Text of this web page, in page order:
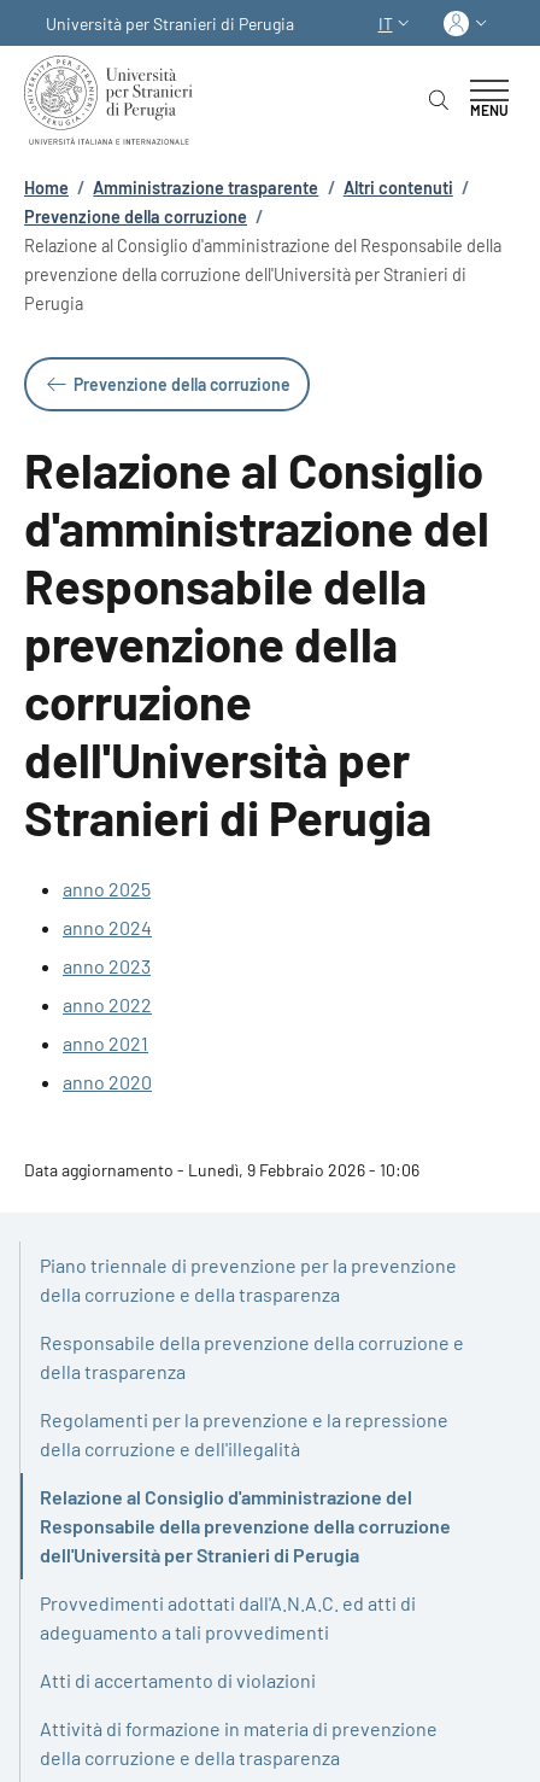
Università per Stranieri di Perugia
SELETTORE LINGUA:
IT
MENU
Briciole di pane
Home / Amministrazione trasparente / Altri contenuti /
Prevenzione della corruzione /
Relazione al Consiglio d'amministrazione del Responsabile della
prevenzione della corruzione dell'Università per Stranieri di
Perugia
Prevenzione della corruzione
Relazione al Consiglio
d'amministrazione del
Responsabile della
prevenzione della
corruzione
dell'Università per
Stranieri di Perugia
anno 2025
anno 2024
anno 2023
anno 2022
anno 2021
anno 2020
Data aggiornamento - Lunedì, 9 Febbraio 2026 - 10:06
Piano triennale di prevenzione per la prevenzione
della corruzione e della trasparenza
Responsabile della prevenzione della corruzione e
della trasparenza
Regolamenti per la prevenzione e la repressione
della corruzione e dell'illegalità
Relazione al Consiglio d'amministrazione del
Responsabile della prevenzione della corruzione
dell'Università per Stranieri di Perugia
Attivo
Provvedimenti adottati dall'A.N.A.C. ed atti di
adeguamento a tali provvedimenti
Atti di accertamento di violazioni
Attività di formazione in materia di prevenzione
della corruzione e della trasparenza